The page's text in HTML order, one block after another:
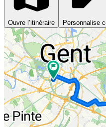
Ouvre l’itinéraire Personnalise